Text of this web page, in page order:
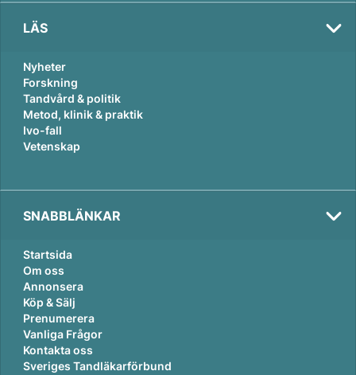
LÄS
Nyheter
Forskning
Tandvård & politik
Metod, klinik & praktik
Ivo-fall
Vetenskap
SNABBLÄNKAR
Startsida
Om oss
Annonsera
Köp & Sälj
Prenumerera
Vanliga Frågor
Kontakta oss
Sveriges Tandläkarförbund